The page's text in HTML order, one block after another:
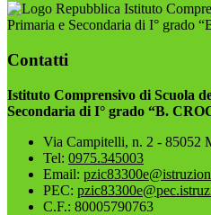
Istituto
Primaria e Secondaria di I° grado
Contatti
Istituto Comprensivo di Scuola
Secondaria di I° grado “B.
Via Campitelli, n. 2 -
Tel: 0975.345003
Email:
PEC:
C.F.: 80005790763